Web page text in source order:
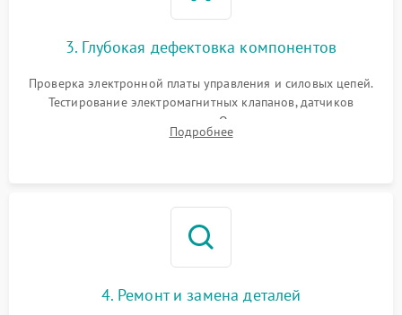
3. Глубокая дефектовка компонентов
Проверка электронной платы управления и силовых цепей.
Тестирование электромагнитных клапанов, датчиков
температуры и расходомера. Оценка степени износа
жерновов кофемолки, уплотнительных колец гидросистемы
Подробнее
4. Ремонт и замена деталей